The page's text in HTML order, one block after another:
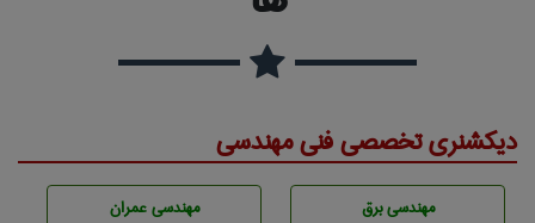
دیکشنری تخصصی فنی مهندسی
مهندسی برق مهندسی عمران